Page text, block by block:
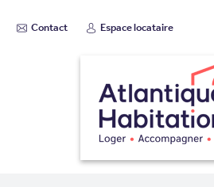
Contact Espace locataire